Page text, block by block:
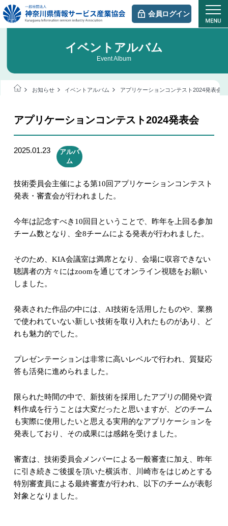
会員ログイン
イベントアルバム
Event Album
お知らせ イベントアルバム アプリケーションコンテスト2024発表会
アプリケーションコンテスト2024発表会
2025.01.23
アルバ
ム
技術委員会主催による第10回アプリケーションコンテスト
発表・審査会が行われました。
今年は記念すべき 10回目ということで、昨年を上回る参加
チーム数となり、全8チームによる発表が行われました。
そのため、 KIA会議室は満席となり、会場に収容できない
聴講者の方々にはzoomを通じてオンライン視聴をお願い
しました。
発表された作品の中には、 AI技術を活用したものや、業務
で使われていない新しい技術を取り入れたものがあり、ど
れも魅力的でした。
プレゼンテーションは非常に高いレベルで行われ、質疑応
答も活発に進められました。
限られた時間の中で、新技術を採用したアプリの開発や資
料作成を行うことは大変だったと思いますが、どのチーム
も実際に使用したいと思える実用的なアプリケーションを
発表しており、その成果には感銘を受けました。
審査は、技術委員会メンバーによる一般審査に加え、昨年
に引き続きご後援を頂いた横浜市、川崎市をはじめとする
特別審査員による最終審査が行われ、以下のチームが表彰
対象となりました。